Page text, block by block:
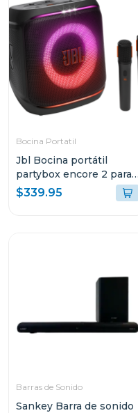
Bocina Portatil
Jbl Bocina portátil
partybox encore 2 para
karaoke
$339.95
Barras de Sonido
Sankey Barra de sonido